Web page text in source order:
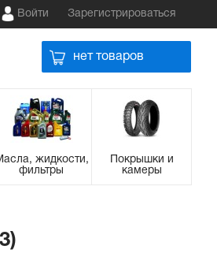
Войти Зарегистрироваться
нет товаров
жидкости,
фильтры
Покрышки и
камеры